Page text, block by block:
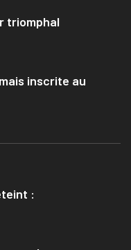
triomphal
inscrite au
: